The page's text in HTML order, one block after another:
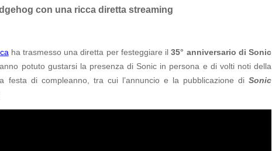
con una ricca diretta streaming
ha trasmesso una diretta per festeggiare il 35° anniversario di Sonic
potuto gustarsi la presenza di Sonic in persona e di volti noti della
di compleanno, tra cui l’annuncio e la pubblicazione di Sonic